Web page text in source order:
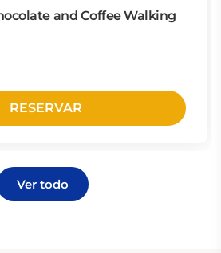
and Coffee Walking
RESERVAR
Ver todo